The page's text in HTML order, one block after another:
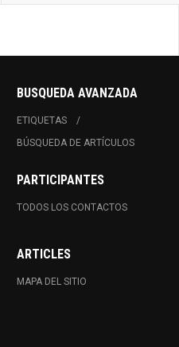
BUSQUEDA AVANZADA
ETIQUETAS
BÚSQUEDA DE ARTÍCULOS
PARTICIPANTES
TODOS LOS CONTACTOS
ARTICLES
MAPA DEL SITIO